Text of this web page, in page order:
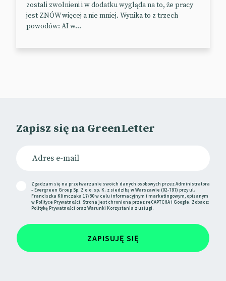
zostali zwolnieni i w dodatku wygląda na to, że pracy
jest ZNÓW więcej a nie mniej. Wynika to z trzech
powodów: AI w...
Zapisz się na GreenLetter
Zgadzam się na przetwarzanie swoich danych osobowych przez Administratora
– Evergreen Group Sp. Z o.o. sp. K. z siedzibą w Warszawie (02-797) przy ul.
Franciszka Klimczaka 17/80 w celu informacyjnym i marketingowym, opisanym
wPolityce Prywatności. Strona jest chroniona przez reCAPTCHA i Google. Zobacz:
Politykę Prywatności orazWarunki Korzystania z usługi.
ZAPISUJĘ SIĘ